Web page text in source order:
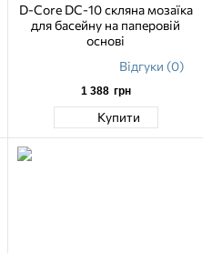
D-Core DC-10 скляна мозаїка
для басейну на паперовій
основі
Відгуки (0)
1 388 грн
Купити